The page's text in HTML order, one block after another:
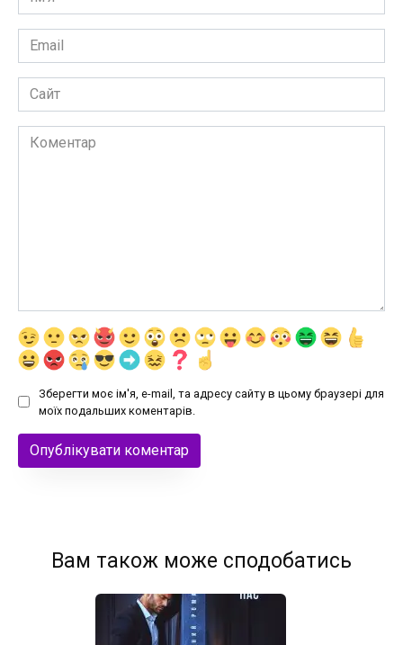
*
Email
*
Сайт
Коментар
Зберегти моє ім'я, e-mail, та адресу сайту в цьому браузері для
моїх подальших коментарів.
Вам також може сподобатись